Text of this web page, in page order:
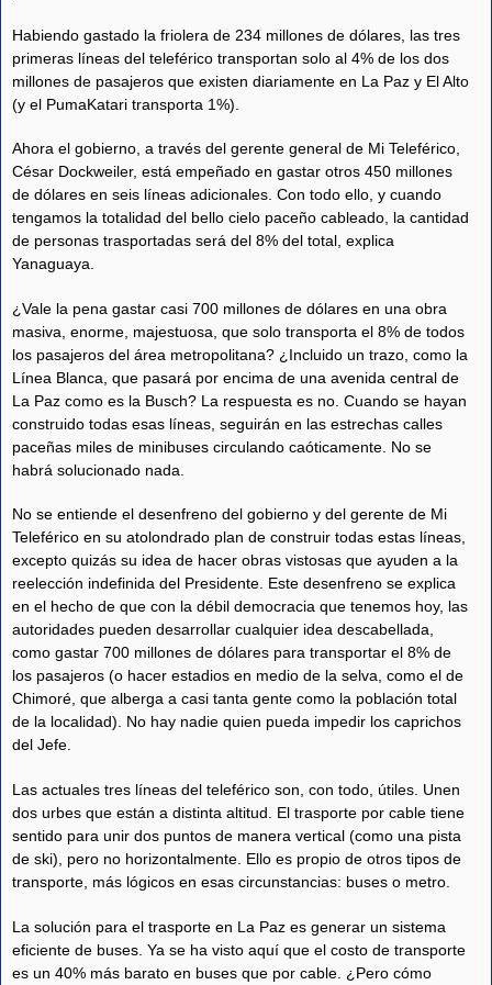
Habiendo gastado la friolera de 234 millones de dólares, las tres
primeras líneas del teleférico transportan solo al 4% de los dos
millones de pasajeros que existen diariamente en La Paz y El Alto
(y el PumaKatari transporta 1%).
Ahora el gobierno, a través del gerente general de Mi Teleférico,
César Dockweiler, está empeñado en gastar otros 450 millones
de dólares en seis líneas adicionales. Con todo ello, y cuando
tengamos la totalidad del bello cielo paceño cableado, la cantidad
de personas trasportadas será del 8% del total, explica
Yanaguaya.
¿Vale la pena gastar casi 700 millones de dólares en una obra
masiva, enorme, majestuosa, que solo transporta el 8% de todos
los pasajeros del área metropolitana? ¿Incluido un trazo, como la
Línea Blanca, que pasará por encima de una avenida central de
La Paz como es la Busch? La respuesta es no. Cuando se hayan
construido todas esas líneas, seguirán en las estrechas calles
paceñas miles de minibuses circulando caóticamente. No se
habrá solucionado nada.
No se entiende el desenfreno del gobierno y del gerente de Mi
Teleférico en su atolondrado plan de construir todas estas líneas,
excepto quizás su idea de hacer obras vistosas que ayuden a la
reelección indefinida del Presidente. Este desenfreno se explica
en el hecho de que con la débil democracia que tenemos hoy, las
autoridades pueden desarrollar cualquier idea descabellada,
como gastar 700 millones de dólares para transportar el 8% de
los pasajeros (o hacer estadios en medio de la selva, como el de
Chimoré, que alberga a casi tanta gente como la población total
de la localidad). No hay nadie quien pueda impedir los caprichos
del Jefe.
Las actuales tres líneas del teleférico son, con todo, útiles. Unen
dos urbes que están a distinta altitud. El trasporte por cable tiene
sentido para unir dos puntos de manera vertical (como una pista
de ski), pero no horizontalmente. Ello es propio de otros tipos de
transporte, más lógicos en esas circunstancias: buses o metro.
La solución para el trasporte en La Paz es generar un sistema
eficiente de buses. Ya se ha visto aquí que el costo de transporte
es un 40% más barato en buses que por cable. ¿Pero cómo